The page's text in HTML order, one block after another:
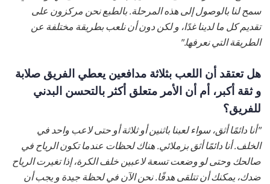
سمح لنا بالوصول إلى هذه المرحلة. بالطبع نحن مركزون على
تقديم كل ما لدينا غدًا، و لكن دون أن نلعب بطريقة مختلفة عن
الطريقة التي نعرفها."
هل تعتقد أن اللعب بثلاثة مدافعين يعطي الفريق صلابة
و ثقة أكبر، أم أن الأمر متعلق أكثر بالتحسن البدني
للفريق؟
"أنا دائمًا أثق، سواء لعبنا باثنين أو ثلاثة أو حتى لاعب واحد في
الخلف. أنا دائمًا أثق بزملائي. هناك لحظات عندما تكون الرياح في
صالحك وحتى لو وضعت تسعة لاعبين خلف الكرة، إذا تغيرت الرياح
ضدك، يمكنك أن تتلقى هدفًا. نحن الآن في لحظة جيدة و يجب أن